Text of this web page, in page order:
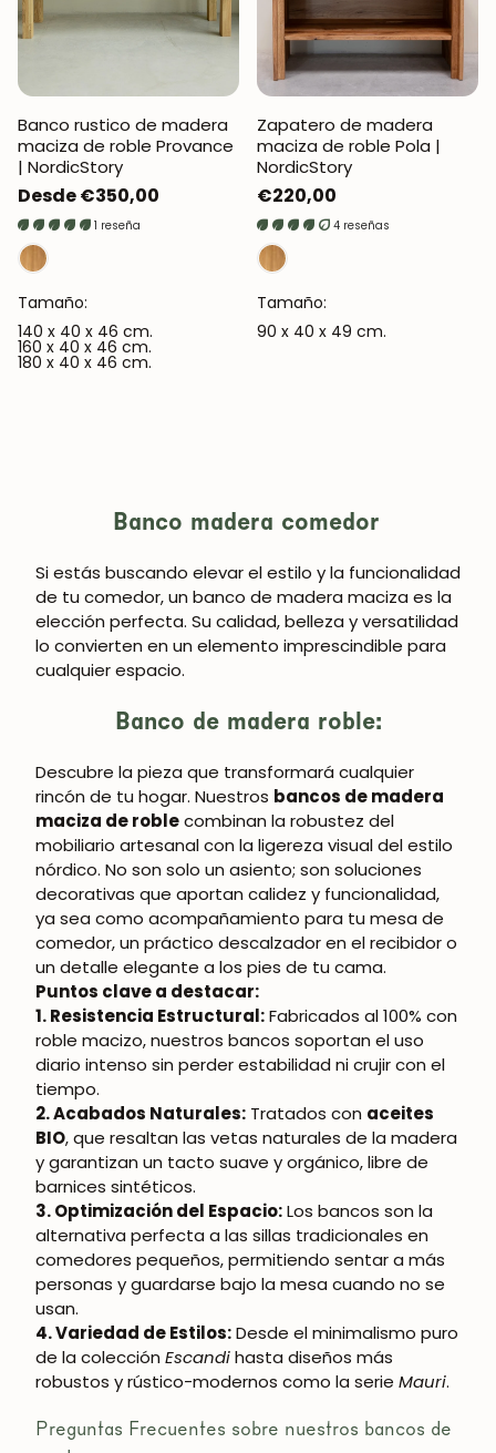
Banco rustico de madera
maciza de roble Provance
| NordicStory
Precio
regular
Desde €350,00
1 reseña
Tamaño:
140 x 40 x 46 cm.
160 x 40 x 46 cm.
180 x 40 x 46 cm.
Zapatero de madera
maciza de roble Pola |
NordicStory
Precio
regular
€220,00
4 reseñas
Tamaño:
90 x 40 x 49 cm.
Banco madera comedor
Si estás buscando elevar el estilo y la funcionalidad
de tu comedor, un banco de madera maciza es la
elección perfecta. Su calidad, belleza y versatilidad
lo convierten en un elemento imprescindible para
cualquier espacio.
Banco de madera roble:
Descubre la pieza que transformará cualquier
rincón de tu hogar. Nuestros bancos de madera
maciza de roblecombinan la robustez del
mobiliario artesanal con la ligereza visual del estilo
nórdico. No son solo un asiento; son soluciones
decorativas que aportan calidez y funcionalidad,
ya sea como acompañamiento para tu mesa de
comedor, un práctico descalzador en el recibidor o
un detalle elegante a los pies de tu cama.
Puntos clave a destacar:
1. Resistencia Estructural:Fabricados al 100% con
roble macizo, nuestros bancos soportan el uso
diario intenso sin perder estabilidad ni crujir con el
tiempo.
2. Acabados Naturales: Tratados con aceites
BIO, que resaltan las vetas naturales de la madera
y garantizan un tacto suave y orgánico, libre de
barnices sintéticos.
3. Optimización del Espacio:Los bancos son la
alternativa perfecta a las sillas tradicionales en
comedores pequeños, permitiendo sentar a más
personas y guardarse bajo la mesa cuando no se
usan.
4. Variedad de Estilos:Desde el minimalismo puro
de la colección Escandihasta diseños más
robustos y rústico-modernos como la serie Mauri.
Preguntas Frecuentes sobre nuestros bancos de